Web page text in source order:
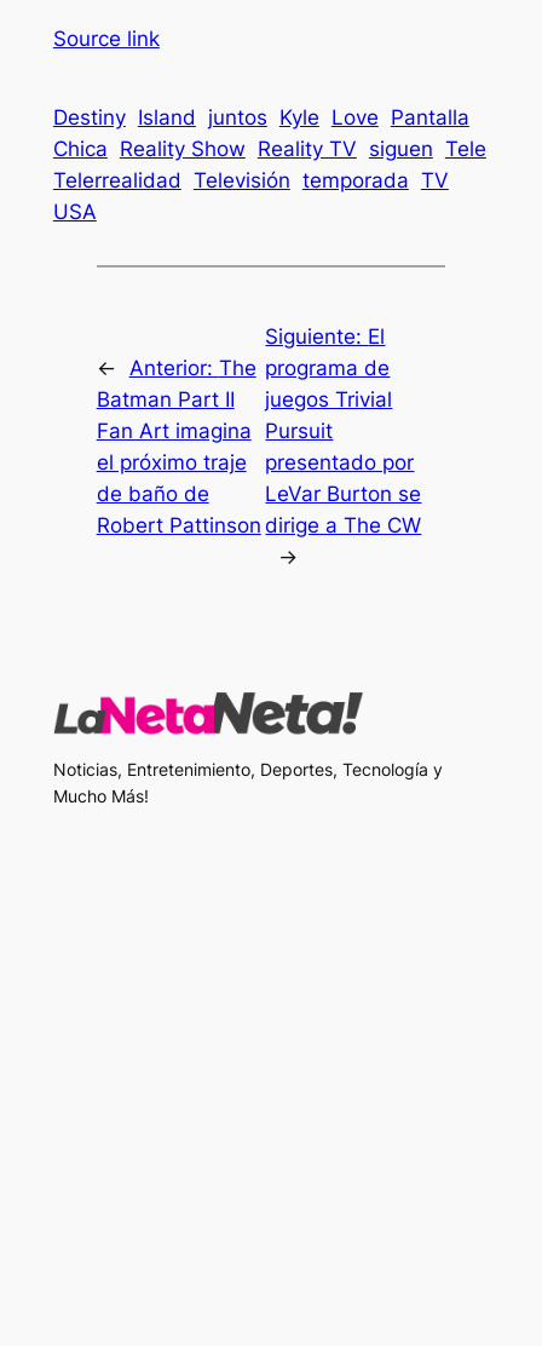
Source link
Destiny Island juntos Kyle Love Pantalla
Chica Reality Show Reality TV siguen Tele
Telerrealidad Televisión temporada TV
USA
← Anterior: The
Batman Part II
Fan Art imagina
el próximo traje
de baño de
Robert Pattinson
Siguiente: El
programa de
juegos Trivial
Pursuit
presentado por
LeVar Burton se
dirige a The CW
→
Noticias, Entretenimiento, Deportes, Tecnología y
Mucho Más!